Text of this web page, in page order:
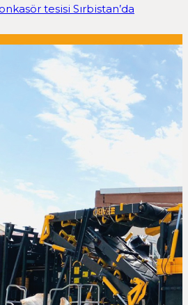
tesisi Sırbistan’da